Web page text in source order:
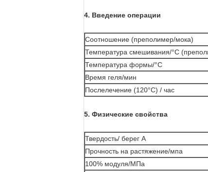
4. Введение операции
Соотношение (преполимер/мока)
Температура смешивания/°C
Температура формы/°C
Время геля/мин
Послелечение (120°C) / час
5. Физические свойства
Твердость/ берег А
Прочность на растяжение/мпа
100% модуля/МПа